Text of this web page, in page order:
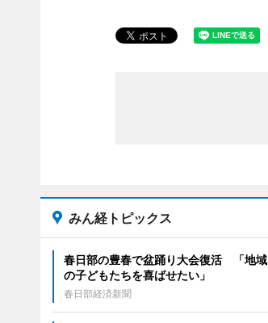
みん経トピックス
春日部の豊春で盆踊り大会復活 「地域
の子どもたちを喜ばせたい」
春日部経済新聞